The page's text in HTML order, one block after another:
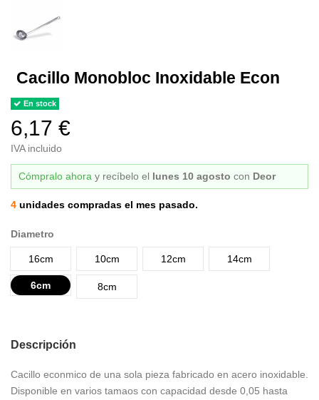
Cacillo Monobloc Inoxidable Econ
En stock
6,17 €
IVA incluido
Cómpralo ahora y recíbelo el lunes 10 agosto con Deor
4 unidades compradas el mes pasado.
Diametro
16cm 10cm 12cm 14cm
6cm 8cm
Descripción
Cacillo econmico de una sola pieza fabricado en acero inoxidable.
Disponible en varios tamaos con capacidad desde 0,05 hasta